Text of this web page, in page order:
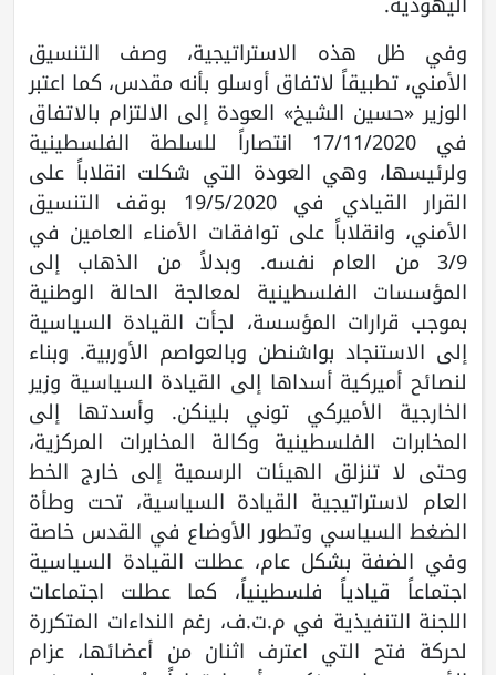
وفي ظل هذه الاستراتيجية، وصف التنسيق
الأمني، تطبيقاً لاتفاق أوسلو بأنه مقدس، كما اعتبر
الوزير «حسين الشيخ» العودة إلى الالتزام بالاتفاق
في 17/11/2020 انتصاراً للسلطة الفلسطينية
ولرئيسها، وهي العودة التي شكلت انقلاباً على
القرار القيادي في 19/5/2020 بوقف التنسيق
الأمني، وانقلاباً على توافقات الأمناء العامين في
3/9 من العام نفسه. وبدلاً من الذهاب إلى
المؤسسات الفلسطينية لمعالجة الحالة الوطنية
بموجب قرارات المؤسسة، لجأت القيادة السياسية
إلى الاستنجاد بواشنطن وبالعواصم الأوربية. وبناء
لنصائح أميركية أسداها إلى القيادة السياسية وزير
الخارجية الأميركي توني بلينكن. وأسدتها إلى
المخابرات الفلسطينية وكالة المخابرات المركزية،
وحتى لا تنزلق الهيئات الرسمية إلى خارج الخط
العام لاستراتيجية القيادة السياسية، تحت وطأة
الضغط السياسي وتطور الأوضاع في القدس خاصة
وفي الضفة بشكل عام، عطلت القيادة السياسية
اجتماعاً قيادياً فلسطينياً، كما عطلت اجتماعات
اللجنة التنفيذية في م.ت.ف، رغم النداءات المتكررة
لحركة فتح التي اعترف اثنان من أعضائها، عزام